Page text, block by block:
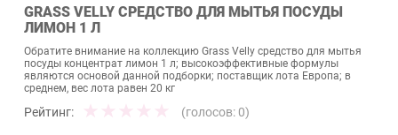
GRASS VELLY СРЕДСТВО ДЛЯ МЫТЬЯ ПОСУДЫ
ЛИМОН 1 Л
Обратите внимание на коллекцию Grass Velly средство для мытья
посуды концентрат лимон 1 л; высокоэффективные формулы
являются основой данной подборки; поставщик лота Европа; в
среднем, вес лота равен 20 кг
Рейтинг: (голосов: 0)